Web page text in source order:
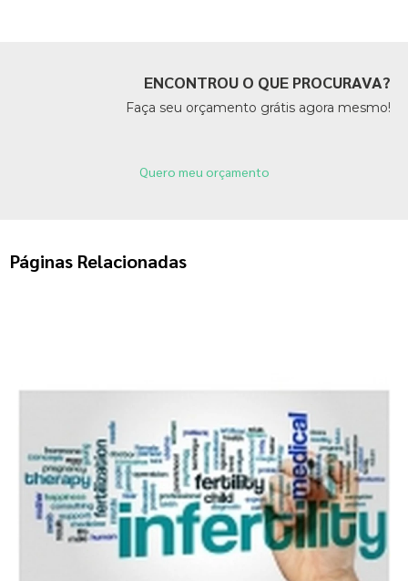
ENCONTROU O QUE PROCURAVA?
Faça seu orçamento grátis agora mesmo!
Quero meu orçamento
Páginas Relacionadas